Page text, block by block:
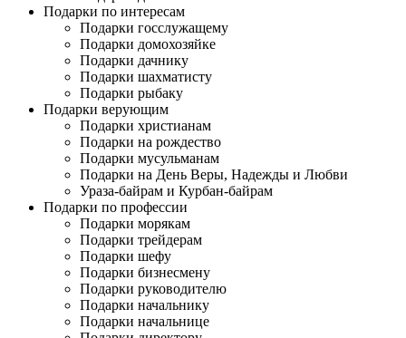
Подарки по интересам
Подарки госслужащему
Подарки домохозяйке
Подарки дачнику
Подарки шахматисту
Подарки рыбаку
Подарки верующим
Подарки христианам
Подарки на рождество
Подарки мусульманам
Подарки на День Веры, Надежды и Любви
Ураза-байрам и Курбан-байрам
Подарки по профессии
Подарки морякам
Подарки трейдерам
Подарки шефу
Подарки бизнесмену
Подарки руководителю
Подарки начальнику
Подарки начальнице